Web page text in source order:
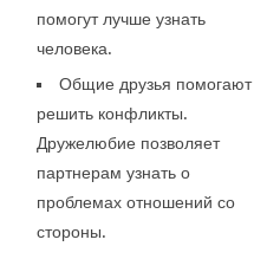
помогут лучше узнать
человека.
Общие друзья помогают
решить конфликты.
Дружелюбие позволяет
партнерам узнать о
проблемах отношений со
стороны.